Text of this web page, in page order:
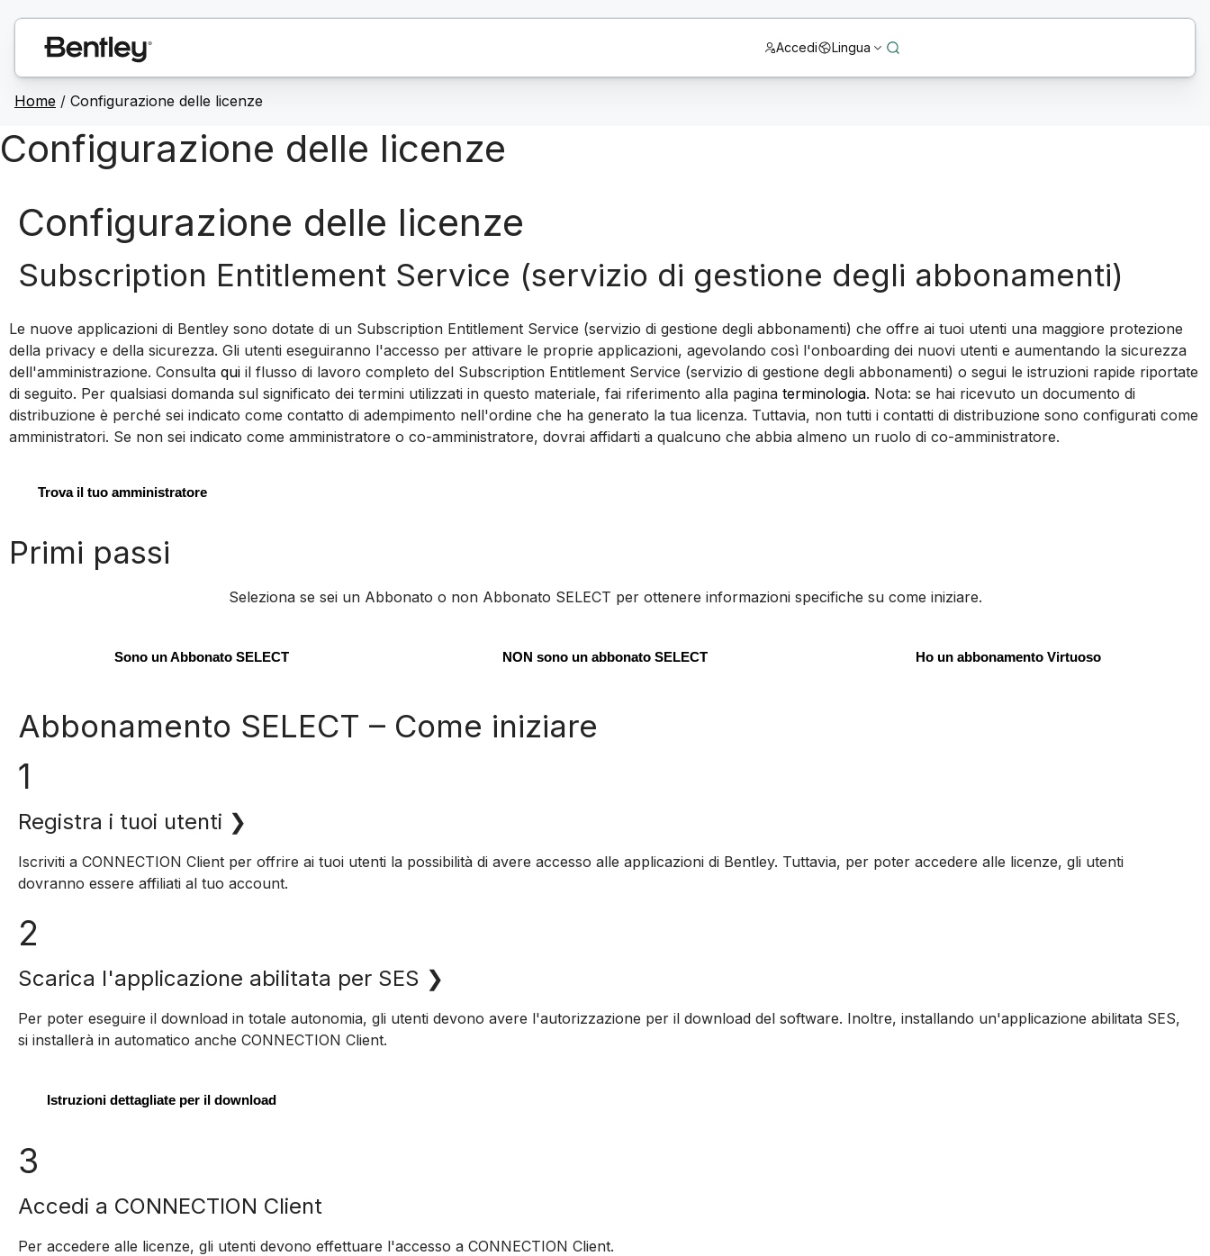
Accedi Lingua
Home / Configurazione delle licenze
Configurazione delle licenze
Configurazione delle licenze
Subscription Entitlement Service (servizio di gestione degli abbonamenti)
Le nuove applicazioni di Bentley sono dotate di un Subscription Entitlement Service (servizio di gestione degli abbonamenti) che offre ai tuoi utenti una maggiore protezione
della privacy e della sicurezza. Gli utenti eseguiranno l'accesso per attivare le proprie applicazioni, agevolando così l'onboarding dei nuovi utenti e aumentando la sicurezza
dell'amministrazione. Consulta qui il flusso di lavoro completo del Subscription Entitlement Service (servizio di gestione degli abbonamenti) o segui le istruzioni rapide riportate
di seguito. Per qualsiasi domanda sul significato dei termini utilizzati in questo materiale, fai riferimento alla pagina terminologia. Nota: se hai ricevuto un documento di
distribuzione è perché sei indicato come contatto di adempimento nell'ordine che ha generato la tua licenza. Tuttavia, non tutti i contatti di distribuzione sono configurati come
amministratori. Se non sei indicato come amministratore o co-amministratore, dovrai affidarti a qualcuno che abbia almeno un ruolo di co-amministratore.
Trova il tuo amministratore
Primi passi
Seleziona se sei un Abbonato o non Abbonato SELECT per ottenere informazioni specifiche su come iniziare.
Sono un Abbonato SELECT NON sono un abbonato SELECT Ho un abbonamento Virtuoso
Abbonamento SELECT – Come iniziare
1
Registra i tuoi utenti ❯
Iscriviti a CONNECTION Client per offrire ai tuoi utenti la possibilità di avere accesso alle applicazioni di Bentley. Tuttavia, per poter accedere alle licenze, gli utenti
dovranno essere affiliati al tuo account.
2
Scarica l'applicazione abilitata per SES ❯
Per poter eseguire il download in totale autonomia, gli utenti devono avere l'autorizzazione per il download del software. Inoltre, installando un'applicazione abilitata SES,
si installerà in automatico anche CONNECTION Client.
Istruzioni dettagliate per il download
3
Accedi a CONNECTION Client
Per accedere alle licenze, gli utenti devono effettuare l'accesso a CONNECTION Client.